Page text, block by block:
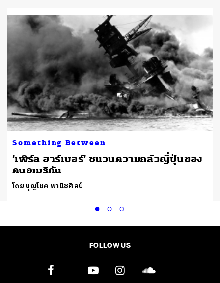
Something Between
‘เพิร์ล ฮาร์เบอร์’ ชนวนความกลัวญี่ปุ่นของ
คนอเมริกัน
โดย บุญโชค พานิชศิลป์
FOLLOW US